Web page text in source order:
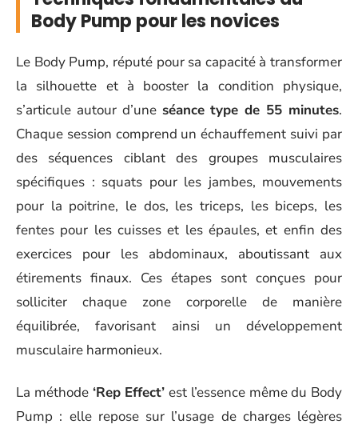
Body Pump pour les novices
Le Body Pump, réputé pour sa capacité à transformer
la silhouette et à booster la condition physique,
s’articule autour d’une séance type de 55 minutes.
Chaque session comprend un échauffement suivi par
des séquences ciblant des groupes musculaires
spécifiques : squats pour les jambes, mouvements
pour la poitrine, le dos, les triceps, les biceps, les
fentes pour les cuisses et les épaules, et enfin des
exercices pour les abdominaux, aboutissant aux
étirements finaux. Ces étapes sont conçues pour
solliciter chaque zone corporelle de manière
équilibrée, favorisant ainsi un développement
musculaire harmonieux.
La méthode ‘Rep Effect’ est l’essence même du Body
Pump : elle repose sur l’usage de charges légères